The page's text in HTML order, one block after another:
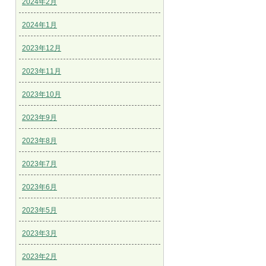
2024年1月
2023年12月
2023年11月
2023年10月
2023年9月
2023年8月
2023年7月
2023年6月
2023年5月
2023年3月
2023年2月